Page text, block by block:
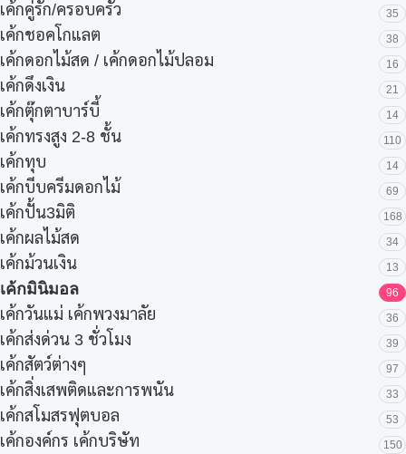
เค้กคู่รัก/ครอบครัว 35
เค้กชอคโกแลต 38
เค้กดอกไม้สด / เค้กดอกไม้ปลอม 16
เค้กดึงเงิน 21
เค้กตุ๊กตาบาร์บี้ 14
เค้กทรงสูง 2-8 ชั้น 110
เค้กทุบ 14
เค้กบีบครีมดอกไม้ 69
เค้กปั้น3มิติ 168
เค้กผลไม้สด 34
เค้กม้วนเงิน 13
เค้กมินิมอล 96
เค้กวันแม่ เค้กพวงมาลัย 36
เค้กส่งด่วน 3 ชั่วโมง 39
เค้กสัตว์ต่างๆ 97
เค้กสิ่งเสพติดและการพนัน 33
เค้กสโมสรฟุตบอล 53
เค้กองค์กร เค้กบริษัท 150